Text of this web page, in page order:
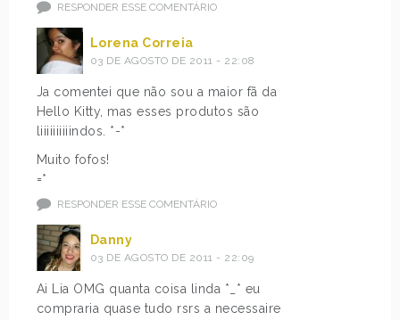
RESPONDER ESSE COMENTÁRIO
Lorena Correia
03 DE AGOSTO DE 2011 - 22:08
Ja comentei que não sou a maior fã da
Hello Kitty, mas esses produtos são
liiiiiiiiiindos. *-*
Muito fofos!
=*
RESPONDER ESSE COMENTÁRIO
Danny
03 DE AGOSTO DE 2011 - 22:09
Ai Lia OMG quanta coisa linda *_* eu
compraria quase tudo rsrs a necessaire